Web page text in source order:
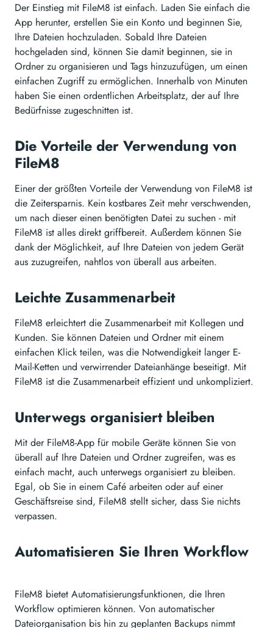
Der Einstieg mit FileM8 ist einfach. Laden Sie einfach die
App herunter, erstellen Sie ein Konto und beginnen Sie,
Ihre Dateien hochzuladen. Sobald Ihre Dateien
hochgeladen sind, können Sie damit beginnen, sie in
Ordner zu organisieren und Tags hinzuzufügen, um einen
einfachen Zugriff zu ermöglichen. Innerhalb von Minuten
haben Sie einen ordentlichen Arbeitsplatz, der auf Ihre
Bedürfnisse zugeschnitten ist.
Die Vorteile der Verwendung von
FileM8
Einer der größten Vorteile der Verwendung von FileM8 ist
die Zeitersparnis. Kein kostbares Zeit mehr verschwenden,
um nach dieser einen benötigten Datei zu suchen - mit
FileM8 ist alles direkt griffbereit. Außerdem können Sie
dank der Möglichkeit, auf Ihre Dateien von jedem Gerät
aus zuzugreifen, nahtlos von überall aus arbeiten.
Leichte Zusammenarbeit
FileM8 erleichtert die Zusammenarbeit mit Kollegen und
Kunden. Sie können Dateien und Ordner mit einem
einfachen Klick teilen, was die Notwendigkeit langer E-
Mail-Ketten und verwirrender Dateianhänge beseitigt. Mit
FileM8 ist die Zusammenarbeit effizient und unkompliziert.
Unterwegs organisiert bleiben
Mit der FileM8-App für mobile Geräte können Sie von
überall auf Ihre Dateien und Ordner zugreifen, was es
einfach macht, auch unterwegs organisiert zu bleiben.
Egal, ob Sie in einem Café arbeiten oder auf einer
Geschäftsreise sind, FileM8 stellt sicher, dass Sie nichts
verpassen.
Automatisieren Sie Ihren Workflow
FileM8 bietet Automatisierungsfunktionen, die Ihren
Workflow optimieren können. Von automatischer
Dateiorganisation bis hin zu geplanten Backups nimmt